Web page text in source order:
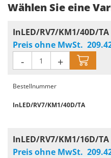
Wählen Sie eine
InLED/RV7/KM1/40D/TA
Preis ohne MwSt.
- +
Bestellnummer
InLED/RV7/KM1/40D/TA
InLED/RV7/KM1/16D/TA
Preis ohne MwSt.